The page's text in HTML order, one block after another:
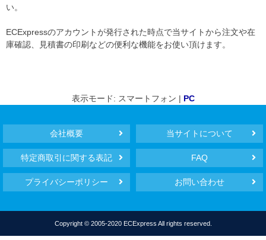
い。
ECExpressのアカウントが発行された時点で当サイトから注文や在
庫確認、見積書の印刷などの便利な機能をお使い頂けます。
表示モード: スマートフォン | PC
会社概要 当サイトについて
特定商取引に関する表記 FAQ
プライバシーポリシー お問い合わせ
Copyright © 2005-2020 ECExpress All rights reserved.